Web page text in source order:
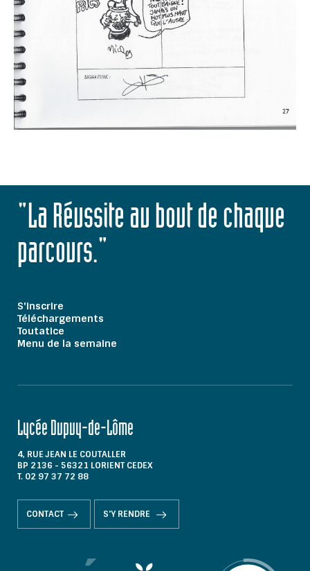
"La Réussite au bout de chaque
parcours."
S'inscrire
Téléchargements
Toutatice
Menu de la semaine
Lycée Dupuy-de-Lôme
4, RUE JEAN LE COUTALLER
BP 2136 - 56321 LORIENT CEDEX
T. 02 97 37 72 88
CONTACT S'Y RENDRE